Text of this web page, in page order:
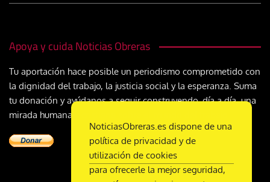
Apoya y cuida Noticias Obreras
Tu aportación hace posible un periodismo comprometido con
la dignidad del trabajo, la justicia social y la esperanza. Suma
tu donación y ayúdanos a seguir construyendo, día a día, una
mirada humana y cristiana sobre el mundo del trabajo
NoticiasObreras.es dispone de una
política de privacidad y de
utilización de cookies
para ofrecerle la mejor seguridad,